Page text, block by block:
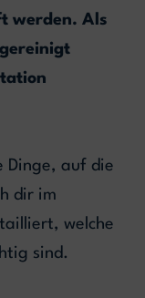
werden. Als
Dinge, auf die
dir im
welche
sind.